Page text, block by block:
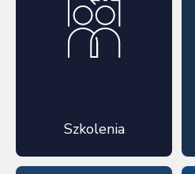
Szkolenia